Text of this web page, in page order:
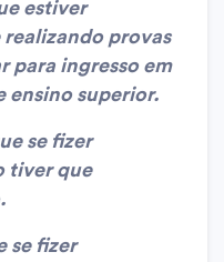
estiver
provas
para ingresso em
ensino superior.
se fizer
tiver que
se fizer